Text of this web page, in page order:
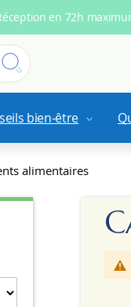
en 72h
bien-être
alimentaires